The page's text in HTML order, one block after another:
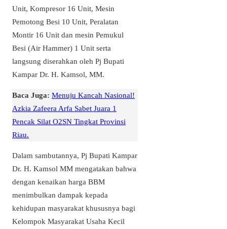
Unit, Kompresor 16 Unit, Mesin
Pemotong Besi 10 Unit, Peralatan
Montir 16 Unit dan mesin Pemukul
Besi (Air Hammer) 1 Unit serta
langsung diserahkan oleh Pj Bupati
Kampar Dr. H. Kamsol, MM.
Baca Juga: Menuju Kancah Nasional!
Azkia Zafeera Arfa Sabet Juara 1
Pencak Silat O2SN Tingkat Provinsi
Riau.
Dalam sambutannya, Pj Bupati Kampar
Dr. H. Kamsol MM mengatakan bahwa
dengan kenaikan harga BBM
menimbulkan dampak kepada
kehidupan masyarakat khususnya bagi
Kelompok Masyarakat Usaha Kecil